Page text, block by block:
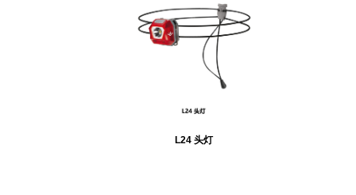
L24 头灯